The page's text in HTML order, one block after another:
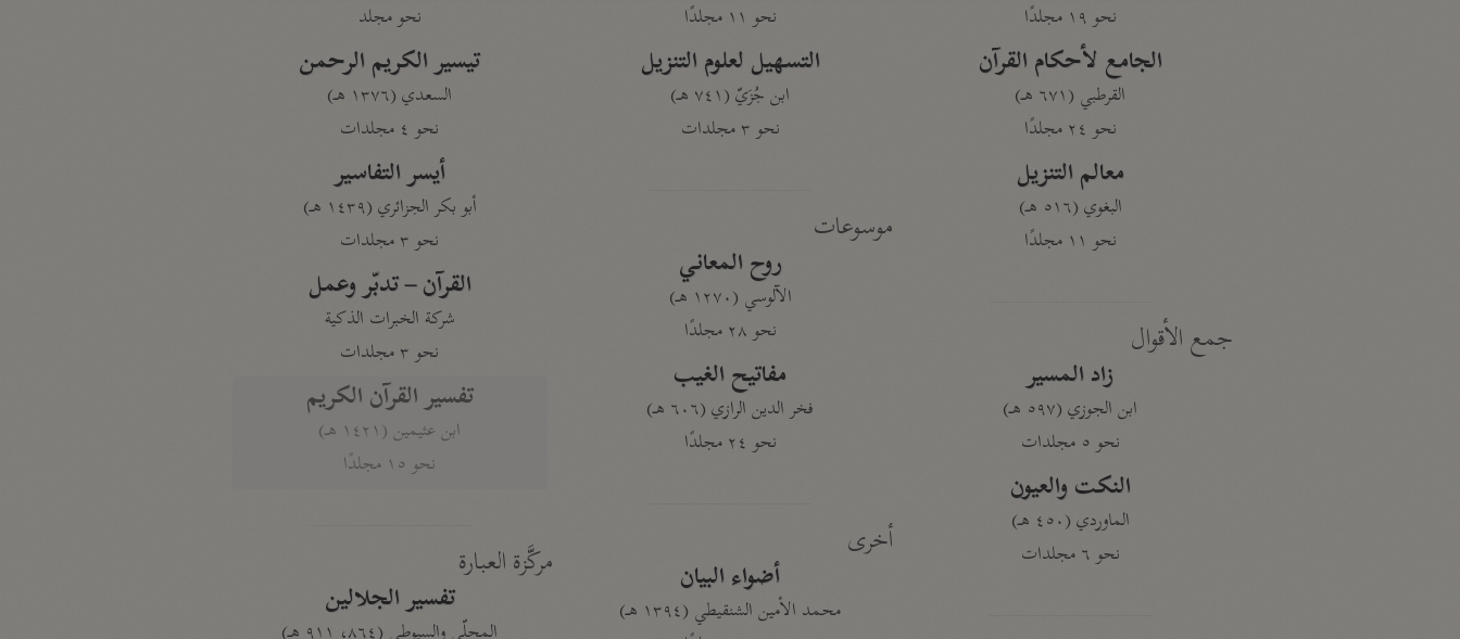
نحو ١٩ مجلدًا
الجامع لأحكام القرآن
القرطبي (٦٧١ هـ)
نحو ٢٤ مجلدًا
معالم التنزيل
البغوي (٥١٦ هـ)
نحو ١١ مجلدًا
جمع الأقوال
زاد المسير
ابن الجوزي (٥٩٧ هـ)
نحو ٥ مجلدات
النكت والعيون
الماوردي (٤٥٠ هـ)
نحو ٦ مجلدات
نحو ١١ مجلدًا
التسهيل لعلوم التنزيل
ابن جُزَيّ (٧٤١ هـ)
نحو ٣ مجلدات
موسوعات
روح المعاني
الآلوسي (١٢٧٠ هـ)
نحو ٢٨ مجلدًا
مفاتيح الغيب
فخر الدين الرازي (٦٠٦ هـ)
نحو ٢٤ مجلدًا
أخرى
أضواء البيان
محمد الأمين الشنقيطي (١٣٩٤ هـ)
نحو مجلد
تيسير الكريم الرحمن
السعدي (١٣٧٦ هـ)
نحو ٤ مجلدات
أيسر التفاسير
أبو بكر الجزائري (١٤٣٩ هـ)
نحو ٣ مجلدات
القرآن – تدبّر وعمل
شركة الخبرات الذكية
نحو ٣ مجلدات
تفسير القرآن الكريم
ابن عثيمين (١٤٢١ هـ)
نحو ١٥ مجلدًا
مركَّزة العبارة
تفسير الجلالين